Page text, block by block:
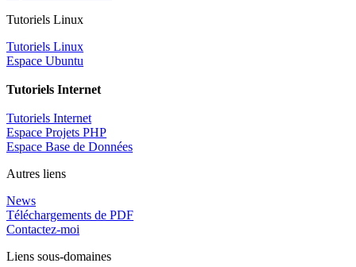
Tutoriels Linux
Tutoriels Linux
Espace Ubuntu
Tutoriels Internet
Tutoriels Internet
Espace Projets PHP
Espace Base de Données
Autres liens
News
Téléchargements de PDF
Contactez-moi
Liens sous-domaines